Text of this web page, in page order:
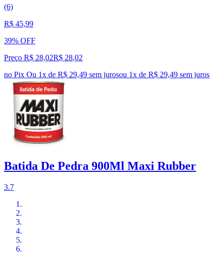
(6)
R$ 45,99
39% OFF
Preço R$ 28,02R$ 28,02
no Pix Ou 1x de R$ 29,49 sem jurosou 1x de R$ 29,49 sem juros
Batida De Pedra 900Ml Maxi Rubber
3.7